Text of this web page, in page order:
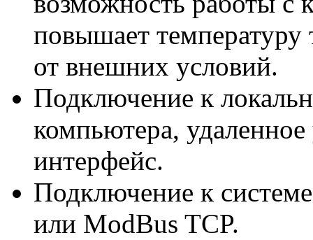
повышает температуру
от внешних условий.
Подключение к
компьютера, удаленное
интерфейс.
Подключение к
или ModBus TCP.